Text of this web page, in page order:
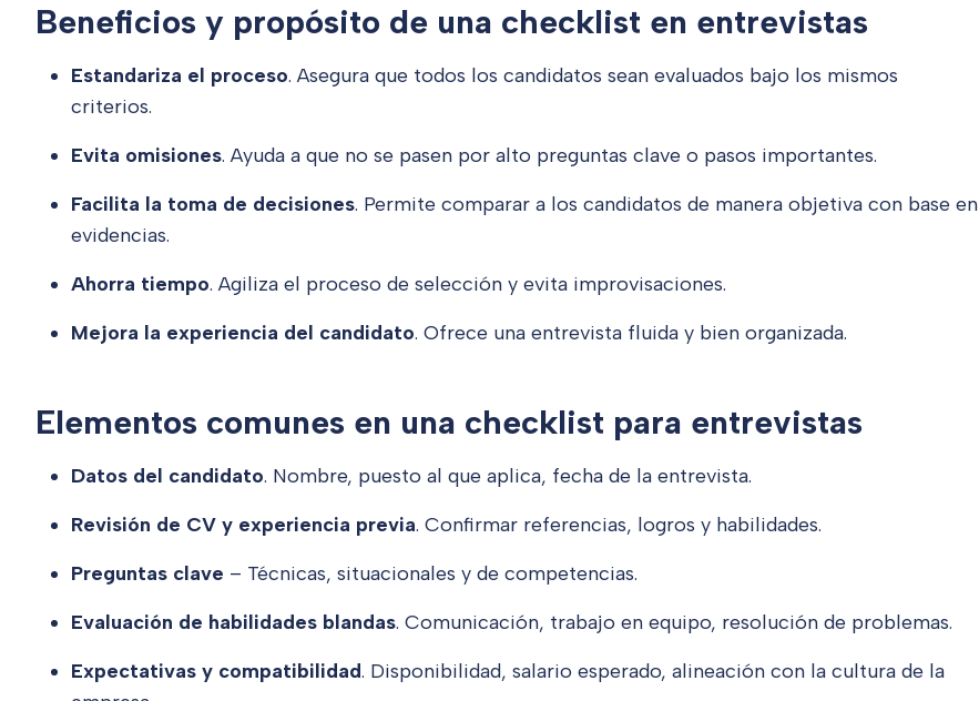
Beneficios y propósito de una checklist en entrevistas
Estandariza el proceso. Asegura que todos los candidatos sean evaluados bajo los mismos
criterios.
Evita omisiones. Ayuda a que no se pasen por alto preguntas clave o pasos importantes.
Facilita la toma de decisiones. Permite comparar a los candidatos de manera objetiva con base en
evidencias.
Ahorra tiempo. Agiliza el proceso de selección y evita improvisaciones.
Mejora la experiencia del candidato. Ofrece una entrevista fluida y bien organizada.
Elementos comunes en una checklist para entrevistas
Datos del candidato. Nombre, puesto al que aplica, fecha de la entrevista.
Revisión de CV y experiencia previa. Confirmar referencias, logros y habilidades.
Preguntas clave – Técnicas, situacionales y de competencias.
Evaluación de habilidades blandas. Comunicación, trabajo en equipo, resolución de problemas.
Expectativas y compatibilidad. Disponibilidad, salario esperado, alineación con la cultura de la